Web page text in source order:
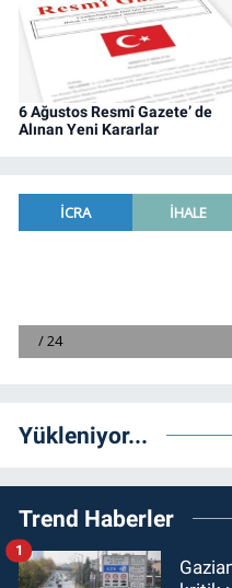
6 Ağustos Resmî Gazete’ de
Alınan Yeni Kararlar
Yükleniyor...
Trend Haberler
1